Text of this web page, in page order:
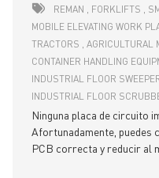
REMAN
FORKLIFTS
MOBILE ELEVATING WORK
TRACTORS
AGRICULTURAL
CONTAINER HANDLING
INDUSTRIAL FLOOR
INDUSTRIAL FLOOR
Ninguna placa de circuito
Afortunadamente, puedes
PCB correcta y reducir al